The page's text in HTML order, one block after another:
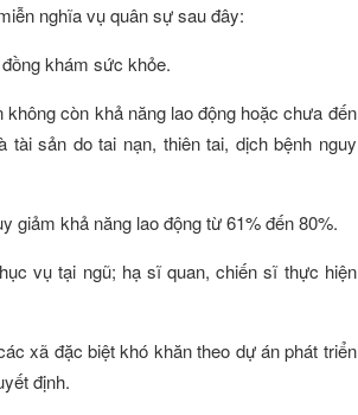
nghĩa vụ quân sự sau đây:
khám sức khỏe.
còn khả năng lao động hoặc chưa đến
sản do tai nạn, thiên tai, dịch bệnh nguy
giảm khả năng lao động từ 61% đến 80%.
vụ tại ngũ; hạ sĩ quan, chiến sĩ thực hiện
xã đặc biệt khó khăn theo dự án phát triển
định.